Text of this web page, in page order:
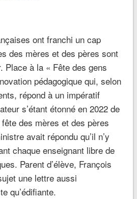
ont franchi un cap
des mères et des pères sont
Place à la « Fête des gens
pédagogique qui, selon
répond à un impératif
s’étant étonné en 2022 de
des mères et des pères
avait répondu qu’il n’y
chaque enseignant libre de
Parent d’élève, François
une lettre aussi
qu’édifiante.